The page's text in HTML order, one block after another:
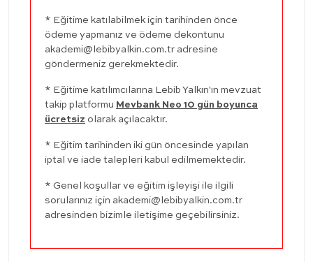
* Eğitime katılabilmek için tarihinden önce
ödeme yapmanız ve ödeme dekontunu
akademi@lebibyalkin.com.tr adresine
göndermeniz gerekmektedir.
* Eğitime katılımcılarına Lebib Yalkın'ın mevzuat
takip platformu Mevbank Neo 10 gün boyunca
ücretsiz olarak açılacaktır.
* Eğitim tarihinden iki gün öncesinde yapılan
iptal ve iade talepleri kabul edilmemektedir.
* Genel koşullar ve eğitim işleyişi ile ilgili
sorularınız için akademi@lebibyalkin.com.tr
adresinden bizimle iletişime geçebilirsiniz.